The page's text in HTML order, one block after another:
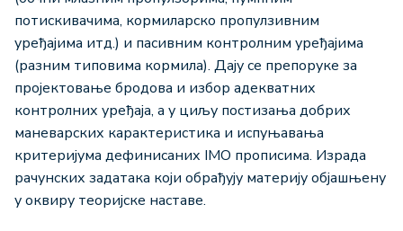
потискивачима, кормиларско пропулзивним
уређајима итд.) и пасивним контролним уређајима
(разним типовима кормила). Дају се препоруке за
пројектовање бродова и избор адекватних
контролних уређаја, а у циљу постизања добрих
маневарских карактеристика и испуњавања
критеријума дефинисаних IMO прописима. Израда
рачунских задатака који обрађују материју објашњену
у оквиру теоријске наставе.